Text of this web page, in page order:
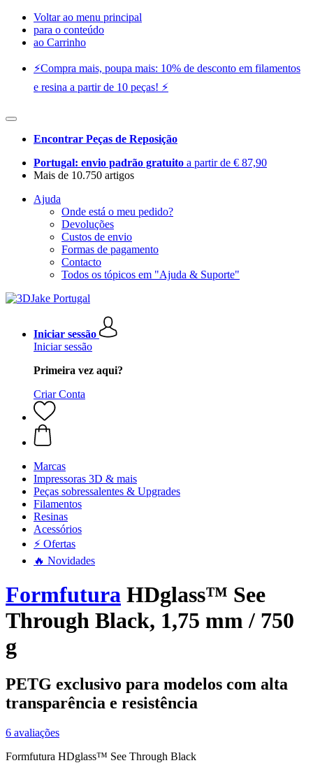
Voltar ao menu principal
para o conteúdo
ao Carrinho
⚡️Compra mais, poupa mais: 10% de desconto em filamentos
e resina a partir de 10 peças! ⚡️
Encontrar Peças de Reposição
Portugal: envio padrão gratuito a partir de € 87,90
Mais de 10.750 artigos
Ajuda
Onde está o meu pedido?
Devoluções
Custos de envio
Formas de pagamento
Contacto
Todos os tópicos em "Ajuda & Suporte"
Iniciar sessão
Iniciar sessão
Primeira vez aqui?
Criar Conta
Marcas
Impressoras 3D & mais
Peças sobressalentes & Upgrades
Filamentos
Resinas
Acessórios
⚡ Ofertas
🔥 Novidades
Formfutura HDglass™ See
Through Black, 1,75 mm / 750
g
PETG exclusivo para modelos com alta
transparência e resistência
6 avaliações
Formfutura HDglass™ See Through Black